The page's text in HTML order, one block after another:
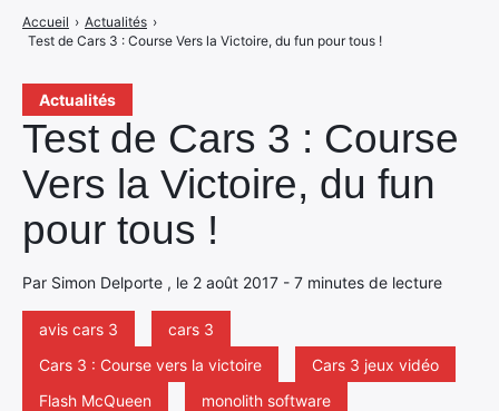
Actualités
Test de Cars 3 : Course
Vers la Victoire, du fun
pour tous !
Par Simon Delporte , le 2 août 2017 - 7 minutes de lecture
avis cars 3
cars 3
Cars 3 : Course vers la victoire
Cars 3 jeux vidéo
Flash McQueen
monolith software
Accueil › Actualités ›
Test de Cars 3 : Course Vers la Victoire, du fun pour tous !